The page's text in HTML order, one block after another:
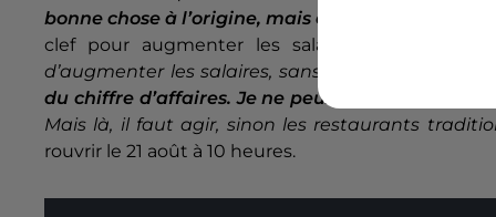
bonne chose à l’origine, mais elle a été dévoyée
clef pour augmenter les salaires dans la
d’augmenter les salaires, sans engendrer des
du chiffre d’affaires. Je ne peux pas sortir de
Mais là, il faut agir, sinon les restaurants
rouvrir le 21 août à 10 heures.